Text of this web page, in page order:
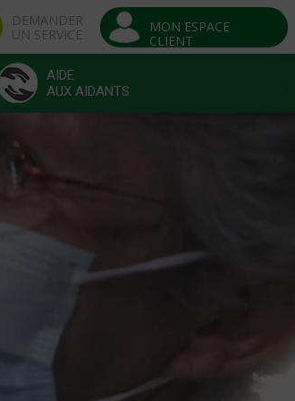
DEMANDER
UN SERVICE
MON ESPACE
CLIENT
AIDE
AUX AIDANTS